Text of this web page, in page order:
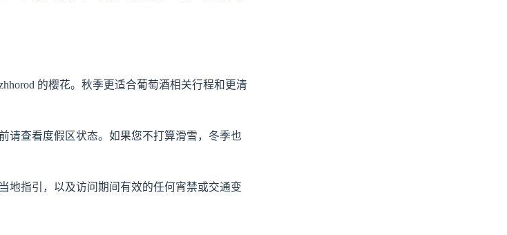
的樱花。秋季更适合葡萄酒相关行程和更清
请查看度假区状态。如果您不打算滑雪，冬季也
地指引，以及访问期间有效的任何宵禁或交通变